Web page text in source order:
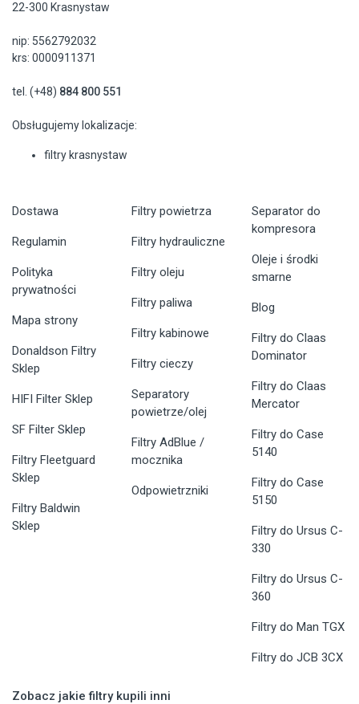
22-300 Krasnystaw
nip: 5562792032
krs: 0000911371
tel. (+48) 884 800 551
Obsługujemy lokalizacje:
filtry krasnystaw
Dostawa
Regulamin
Polityka
prywatności
Mapa strony
Donaldson Filtry
Sklep
HIFI Filter Sklep
SF Filter Sklep
Filtry Fleetguard
Sklep
Filtry Baldwin
Sklep
Filtry powietrza
Filtry hydrauliczne
Filtry oleju
Filtry paliwa
Filtry kabinowe
Filtry cieczy
Separatory
powietrze/olej
Filtry AdBlue /
mocznika
Odpowietrzniki
Separator do
kompresora
Oleje i środki
smarne
Blog
Filtry do Claas
Dominator
Filtry do Claas
Mercator
Filtry do Case
5140
Filtry do Case
5150
Filtry do Ursus C-
330
Filtry do Ursus C-
360
Filtry do Man TGX
Filtry do JCB 3CX
Zobacz jakie filtry kupili inni